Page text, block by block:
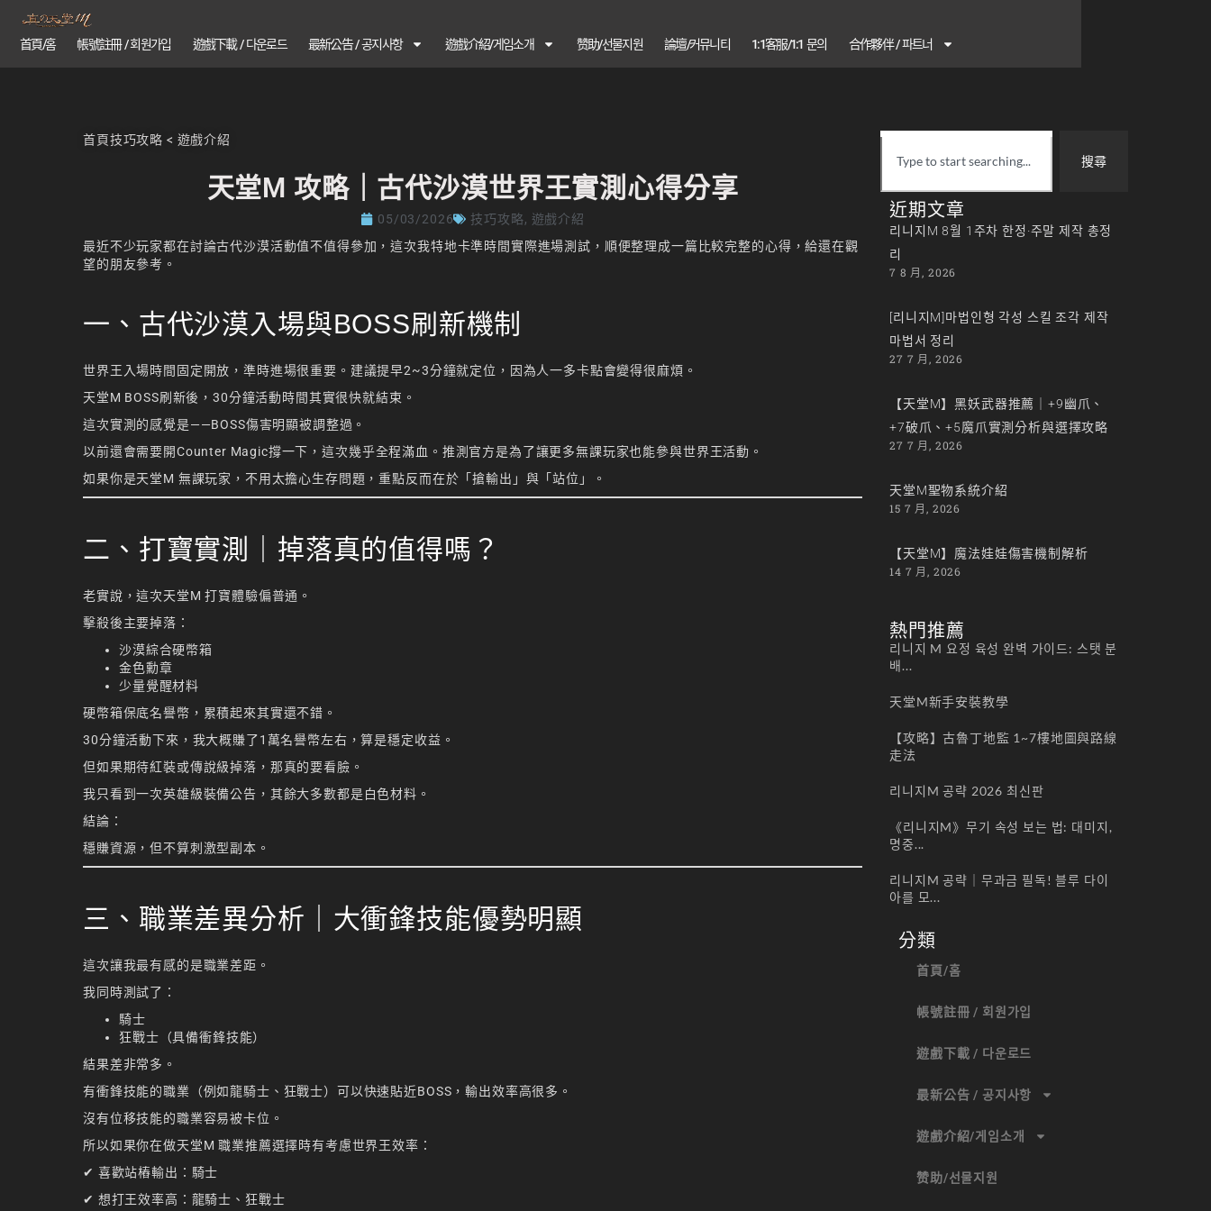
首頁/홈 帳號註冊 / 회원가입 遊戲下載 / 다운로드 最新公告 / 공지사항 遊戲介紹/게임소개 赞助/선물지원 論壇/커뮤니티 1:1客服/1:1 문의 合作夥伴 / 파트너
首頁技巧攻略 < 遊戲介紹
天堂M 攻略｜古代沙漠世界王實測心得分享
05/03/2026 技巧攻略, 遊戲介紹
最近不少玩家都在討論古代沙漠活動值不值得參加，這次我特地卡準時間實際進場測試，順便整理成一篇比較完整的心得，給還在觀
望的朋友參考。
一、古代沙漠入場與BOSS刷新機制
世界王入場時間固定開放，準時進場很重要。建議提早2~3分鐘就定位，因為人一多卡點會變得很麻煩。
天堂M BOSS刷新後，30分鐘活動時間其實很快就結束。
這次實測的感覺是——BOSS傷害明顯被調整過。
以前還會需要開Counter Magic撐一下，這次幾乎全程滿血。推測官方是為了讓更多無課玩家也能參與世界王活動。
如果你是天堂M 無課玩家，不用太擔心生存問題，重點反而在於「搶輸出」與「站位」。
二、打寶實測｜掉落真的值得嗎？
老實說，這次天堂M 打寶體驗偏普通。
擊殺後主要掉落：
沙漠綜合硬幣箱
金色勳章
少量覺醒材料
硬幣箱保底名譽幣，累積起來其實還不錯。
30分鐘活動下來，我大概賺了1萬名譽幣左右，算是穩定收益。
但如果期待紅裝或傳說級掉落，那真的要看臉。
我只看到一次英雄級裝備公告，其餘大多數都是白色材料。
結論：
穩賺資源，但不算刺激型副本。
三、職業差異分析｜大衝鋒技能優勢明顯
這次讓我最有感的是職業差距。
我同時測試了：
騎士
狂戰士（具備衝鋒技能）
結果差非常多。
有衝鋒技能的職業（例如龍騎士、狂戰士）可以快速貼近BOSS，輸出效率高很多。
沒有位移技能的職業容易被卡位。
所以如果你在做天堂M 職業推薦選擇時有考慮世界王效率：
✔ 喜歡站樁輸出：騎士
✔ 想打王效率高：龍騎士、狂戰士
搜尋
近期文章
리니지M 8월 1주차 한정·주말 제작 총정
리
7 8 月, 2026
[리니지M]마법인형 각성 스킬 조각 제작
마법서 정리
27 7 月, 2026
【天堂M】黑妖武器推薦｜+9幽爪、
+7破爪、+5魔爪實測分析與選擇攻略
27 7 月, 2026
天堂M聖物系統介紹
15 7 月, 2026
【天堂M】魔法娃娃傷害機制解析
14 7 月, 2026
熱門推薦
리니지 M 요정 육성 완벽 가이드: 스탯 분
배...
天堂M新手安裝教學
【攻略】古魯丁地監 1~7樓地圖與路線
走法
리니지M 공략 2026 최신판
《리니지M》무기 속성 보는 법: 대미지,
명중...
리니지M 공략｜무과금 필독! 블루 다이
아를 모...
分類
首頁/홈
帳號註冊 / 회원가입
遊戲下載 / 다운로드
最新公告 / 공지사항
遊戲介紹/게임소개
赞助/선물지원